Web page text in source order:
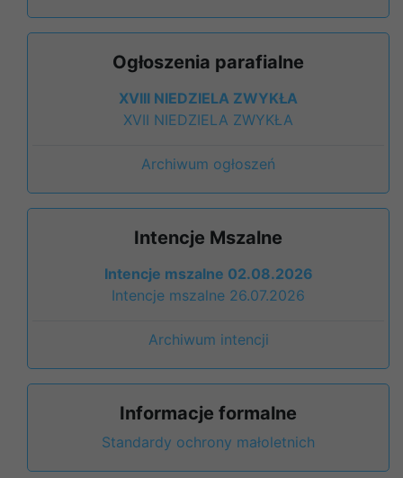
Ogłoszenia parafialne
XVIII NIEDZIELA ZWYKŁA
XVII NIEDZIELA ZWYKŁA
Archiwum ogłoszeń
Intencje Mszalne
Intencje mszalne 02.08.2026
Intencje mszalne 26.07.2026
Archiwum intencji
Informacje formalne
Standardy ochrony małoletnich